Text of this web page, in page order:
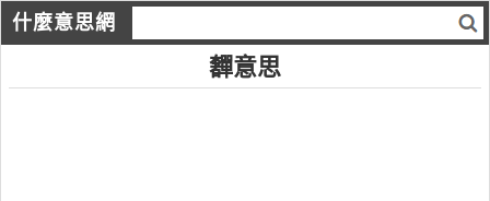
什麼意思網
奲意思